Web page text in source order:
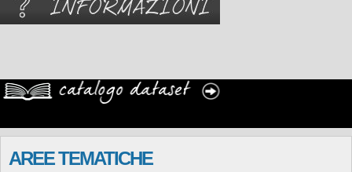
AREE TEMATICHE